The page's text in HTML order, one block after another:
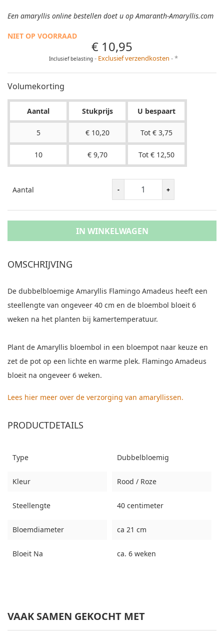
Een amaryllis online bestellen doet u op Amaranth-Amaryllis.com
NIET OP VOORRAAD
€ 10,95
Inclusief belasting Exclusief verzendkosten *
Volumekorting
Aantal Stukprijs U bespaart
5 € 10,20 Tot € 3,75
10 € 9,70 Tot € 12,50
Aantal
IN WINKELWAGEN
OMSCHRIJVING
De dubbelbloemige Amaryllis Flamingo Amadeus heeft een
steellengte van ongeveer 40 cm en de bloembol bloeit 6
weken na het planten bij kamertemperatuur.
Plant de Amaryllis bloembol in een bloempot naar keuze en
zet de pot op een lichte en warme plek. Flamingo Amadeus
bloeit na ongeveer 6 weken.
Lees hier meer over de verzorging van amaryllissen.
PRODUCTDETAILS
Type Dubbelbloemig
Kleur Rood / Roze
Steellengte 40 centimeter
Bloemdiameter ca 21 cm
Bloeit Na ca. 6 weken
VAAK SAMEN GEKOCHT MET